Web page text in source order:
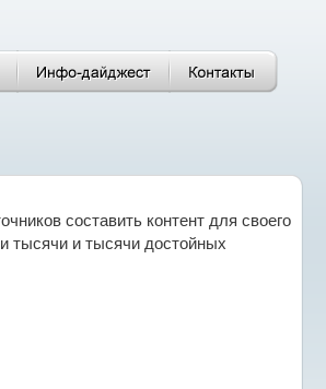
составить контент для своего
тысячи и тысячи достойных